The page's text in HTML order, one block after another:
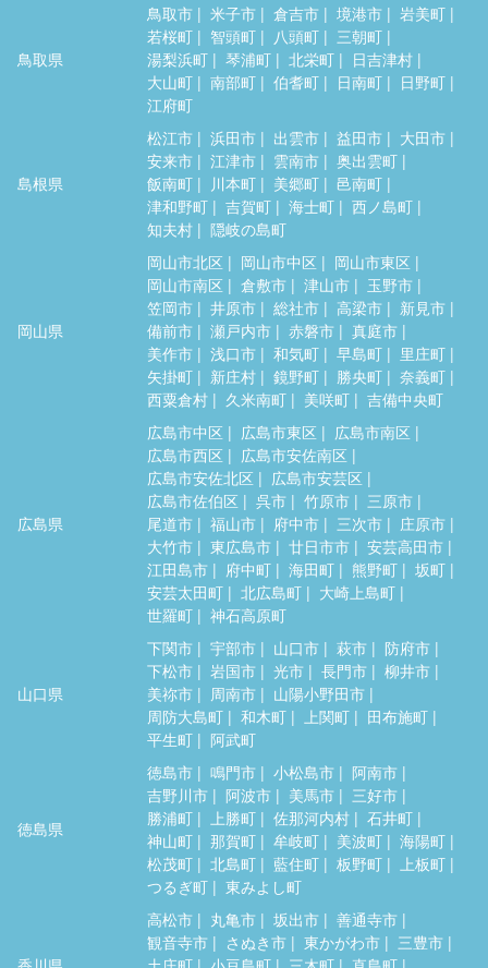
鳥取県
鳥取市 米子市 倉吉市 境港市
岩美町
若桜町
智頭町 八頭町
三朝町
湯梨浜町
琴浦町 北栄町
日吉津村
大山町
南部町 伯耆町 日南町
日野町
江府町
島根県
松江市 浜田市 出雲市 益田市
大田市
安来市
江津市 雲南市
奥出雲町
飯南町
川本町 美郷町
邑南町
津和野町
吉賀町 海士町
西ノ島町
知夫村
隠岐の島町
岡山県
岡山市北区 岡山市中区
岡山市東区
岡山市南区
倉敷市 津山市
玉野市
笠岡市
井原市 総社市 高梁市
新見市
備前市
瀬戸内市 赤磐市
真庭市
美作市
浅口市 和気町 早島町
里庄町
矢掛町
新庄村 鏡野町 勝央町
奈義町
西粟倉村
久米南町 美咲町 吉備中央町
広島県
広島市中区 広島市東区
広島市南区
広島市西区
広島市安佐南区
広島市安佐北区
広島市安芸区
広島市佐伯区
呉市 竹原市
三原市
尾道市
福山市 府中市 三次市
庄原市
大竹市
東広島市 廿日市市
安芸高田市
江田島市
府中町 海田町 熊野町
坂町
安芸太田町
北広島町
大崎上島町
世羅町
神石高原町
山口県
下関市 宇部市 山口市 萩市
防府市
下松市
岩国市 光市 長門市
柳井市
美祢市
周南市
山陽小野田市
周防大島町
和木町 上関町
田布施町
平生町
阿武町
徳島県
徳島市 鳴門市 小松島市
阿南市
吉野川市
阿波市 美馬市
三好市
勝浦町
上勝町 佐那河内村
石井町
神山町
那賀町 牟岐町 美波町
海陽町
松茂町
北島町 藍住町 板野町
上板町
つるぎ町
東みよし町
高松市 丸亀市 坂出市
善通寺市
観音寺市
さぬき市 東かがわ市
三豊市